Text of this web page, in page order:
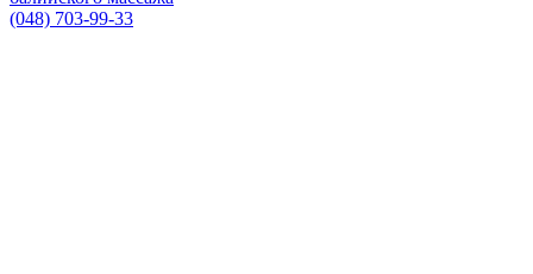
(048) 703-99-33